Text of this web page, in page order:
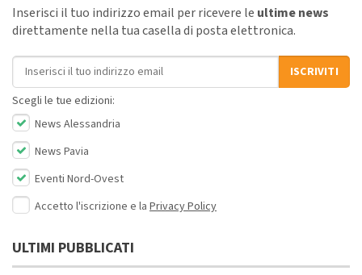
Inserisci il tuo indirizzo email per ricevere le ultime news
direttamente nella tua casella di posta elettronica.
Indirizzo email
ISCRIVITI
Scegli le tue edizioni:
News Alessandria
News Pavia
Eventi Nord-Ovest
Accetto l'iscrizione e la Privacy Policy
ULTIMI PUBBLICATI